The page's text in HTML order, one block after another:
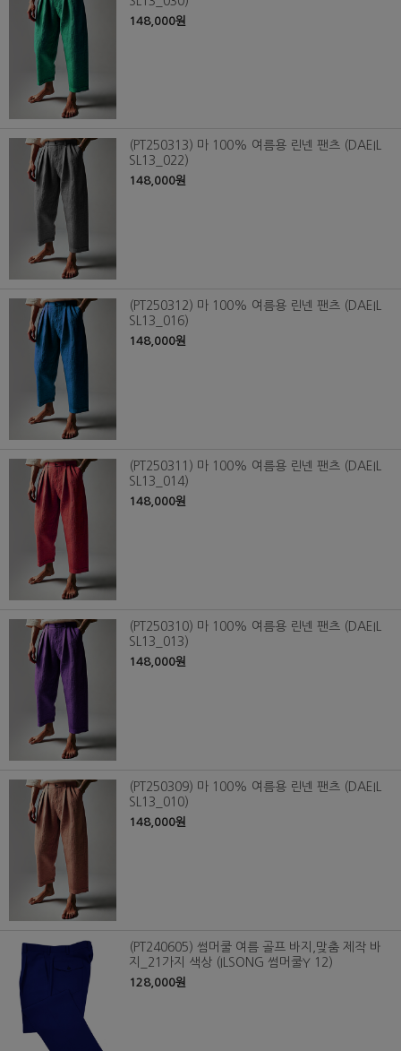
148,000원
(PT250313) 마 100% 여름용 린넨 팬츠 (DAEIL
SL13_022)
148,000원
(PT250312) 마 100% 여름용 린넨 팬츠 (DAEIL
SL13_016)
148,000원
(PT250311) 마 100% 여름용 린넨 팬츠 (DAEIL
SL13_014)
148,000원
(PT250310) 마 100% 여름용 린넨 팬츠 (DAEIL
SL13_013)
148,000원
(PT250309) 마 100% 여름용 린넨 팬츠 (DAEIL
SL13_010)
148,000원
(PT240605) 썸머쿨 여름 골프 바지,맞춤 제작 바
지_21가지 색상 (ILSONG 썸머쿨Y 12)
128,000원